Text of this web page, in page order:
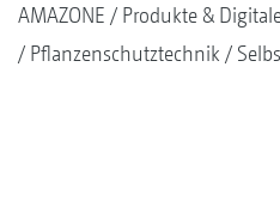
AMAZONE
Produkte &
Pflanzenschutztechnik